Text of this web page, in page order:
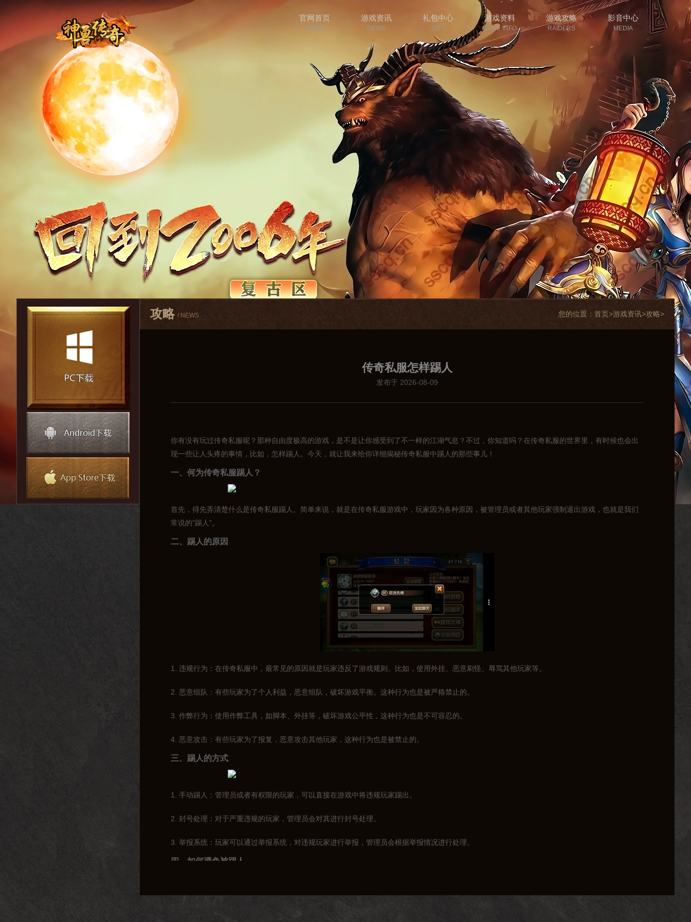
官网首页
HOME
游戏资讯
NEWS
礼包中心
GIFT
游戏资料
GAME INFO
游戏攻略
RAIDERS
影音中心
MEDIA
攻略 / NEWS 您的位置： 首页>游戏资讯>攻略>
传奇私服怎样踢人
发布于 2026-08-09
你有没有玩过传奇私服呢？那种自由度极高的游戏，是不是让你感受到了不一样的江湖气息？不过，你知道吗？在传奇私服的世界里，有时候也会出
现一些让人头疼的事情，比如，怎样踢人。今天，就让我来给你详细揭秘传奇私服中踢人的那些事儿！
一、何为传奇私服踢人？
首先，得先弄清楚什么是传奇私服踢人。简单来说，就是在传奇私服游戏中，玩家因为各种原因，被管理员或者其他玩家强制退出游戏，也就是我们
常说的“踢人”。
二、踢人的原因
1. 违规行为：在传奇私服中，最常见的原因就是玩家违反了游戏规则。比如，使用外挂、恶意刷怪、辱骂其他玩家等。
2. 恶意组队：有些玩家为了个人利益，恶意组队，破坏游戏平衡。这种行为也是被严格禁止的。
3. 作弊行为：使用作弊工具，如脚本、外挂等，破坏游戏公平性，这种行为也是不可容忍的。
4. 恶意攻击：有些玩家为了报复，恶意攻击其他玩家，这种行为也是被禁止的。
三、踢人的方式
1. 手动踢人：管理员或者有权限的玩家，可以直接在游戏中将违规玩家踢出。
2. 封号处理：对于严重违规的玩家，管理员会对其进行封号处理。
3. 举报系统：玩家可以通过举报系统，对违规玩家进行举报，管理员会根据举报情况进行处理。
四、如何避免被踢人
2. 文明游戏：不要恶意攻击其他玩家，保持良好的游戏氛围。